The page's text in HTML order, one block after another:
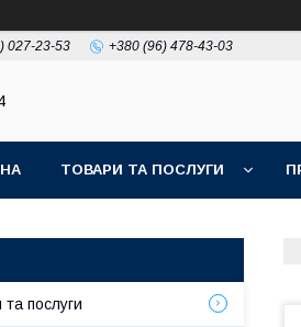
027-23-53 +380 (96) 478-43-03
ТОВАРИ ТА ПОСЛУГИ
послуги